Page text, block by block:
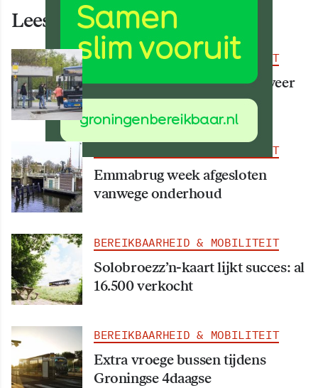
Lees ook deze artikelen
BEREIKBAARHEID & MOBILITEIT
Vanaf 15 augustus rijden er weer
meer bussen
BEREIKBAARHEID & MOBILITEIT
Emmabrug week afgesloten
vanwege onderhoud
BEREIKBAARHEID & MOBILITEIT
Solobroezz’n-kaart lijkt succes: al
16.500 verkocht
BEREIKBAARHEID & MOBILITEIT
Extra vroege bussen tijdens
Groningse 4daagse